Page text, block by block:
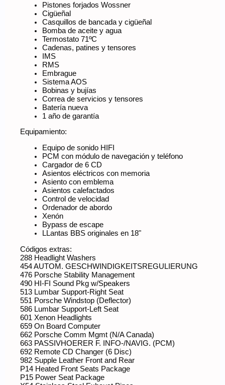
Pistones forjados Wossner
Cigüeñal
Casquillos de bancada y cigüeñal
Bomba de aceite y agua
Termostato 71ºC
Cadenas, patines y tensores
IMS
RMS
Embrague
Sistema AOS
Bobinas y bujías
Correa de servicios y tensores
Batería nueva
1 año de garantía
Equipamiento:
Equipo de sonido HIFI
PCM con módulo de navegación y teléfono
Cargador de 6 CD
Asientos eléctricos con memoria
Asiento con emblema
Asientos calefactados
Control de velocidad
Ordenador de abordo
Xenón
Bypass de escape
LLantas BBS originales en 18"
Códigos extras:
288 Headlight Washers
454 AUTOM. GESCHWINDIGKEITSREGULIERUNG
476 Porsche Stability Management
490 HI-FI Sound Pkg w/Speakers
513 Lumbar Support-Right Seat
551 Porsche Windstop (Deflector)
586 Lumbar Support-Left Seat
601 Xenon Headlights
659 On Board Computer
662 Porsche Comm Mgmt (N/A Canada)
663 PASSIVHOERER F. INFO-/NAVIG. (PCM)
692 Remote CD Changer (6 Disc)
982 Supple Leather Front and Rear
P14 Heated Front Seats Package
P15 Power Seat Package